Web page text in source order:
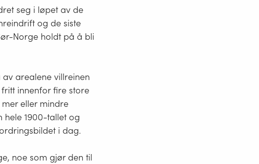
seg i løpet av de
og de siste
Norge holdt på å bli
arealene villreinen
innenfor fire store
eller mindre
hele 1900-tallet og
i dag.
noe som gjør den til